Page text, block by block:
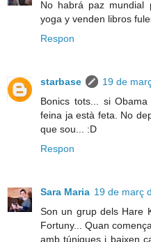
No habrá paz mundial
yoga y venden libros
Respon
starbase
19 de
Bonics tots... si
feina ja està feta. No
que sou... :D
Respon
Sara Maria 19 de març
Son un grup dels Hare
Fortuny... Quan
amb túniques i baixen